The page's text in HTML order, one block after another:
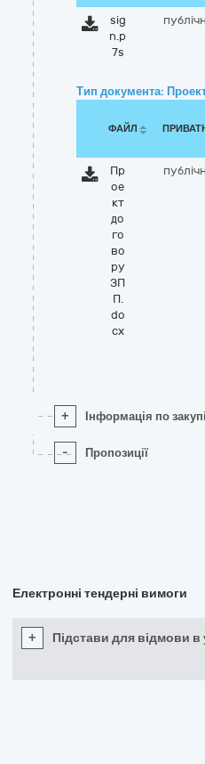
sig
n.p
7s
Тип документа:
ФАЙЛ
Пр
ое
кт
до
го
во
ру
ЗП
П.
do
cx
+ Інформація по
- Пропозиції
Електронні тендерні вимоги
+ Підстави для відмови в